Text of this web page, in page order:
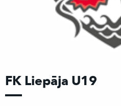
FK Liepāja U19